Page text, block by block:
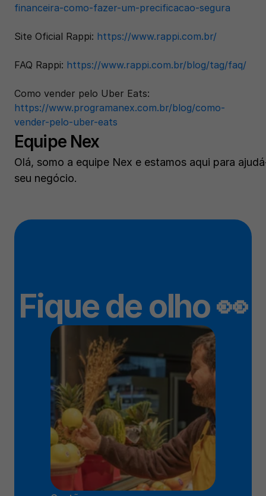
financeira-como-fazer-um-precificacao-segura
Site Oficial Rappi: https://www.rappi.com.br/
FAQ Rappi: https://www.rappi.com.br/blog/tag/faq/
https://www.programanex.com.br/blog/como-
vender-pelo-uber-eats
Equipe Nex
Olá, somo a equipe Nex e estamos aqui para
seu negócio.
Fique de olho 👀